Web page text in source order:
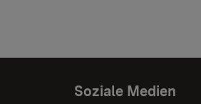
Soziale Medien